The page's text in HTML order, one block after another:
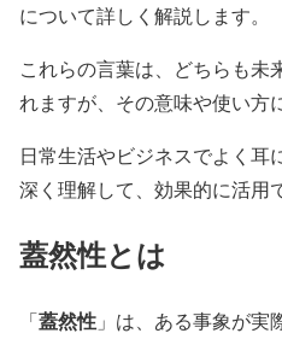
について詳しく解説します。
これらの言葉は、どちらも未
れますが、その意味や使い方
日常生活やビジネスでよく耳
深く理解して、効果的に活用
蓋然性とは
「蓋然性 」は、ある事象が実